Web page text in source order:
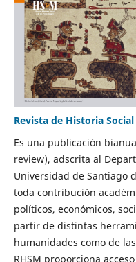
Revista de Historia
Es una publicación
review), adscrita al
Universidad de Santiago
toda contribución
políticos, económicos,
partir de distintas
humanidades como de
RHSM proporciona